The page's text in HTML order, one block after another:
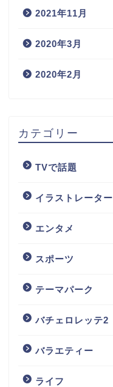
2021年11月
2020年3月
2020年2月
カテゴリー
TVで話題
イラストレーター
エンタメ
スポーツ
テーマパーク
バチェロレッテ2
バラエティー
ライフ